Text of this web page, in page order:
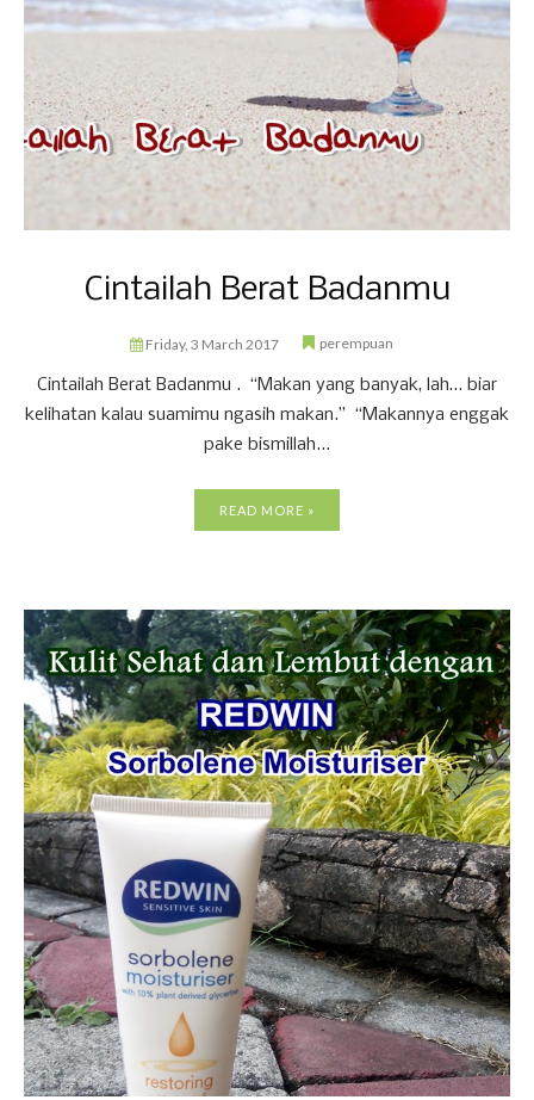
Cintailah Berat Badanmu
Friday, 3 March 2017 perempuan
Cintailah Berat Badanmu . “Makan yang banyak, lah… biar
kelihatan kalau suamimu ngasih makan.” “Makannya enggak
pake bismillah...
READ MORE »